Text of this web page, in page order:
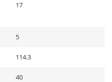
17
5
114.3
40